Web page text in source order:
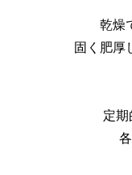
乾燥
固く肥厚
定